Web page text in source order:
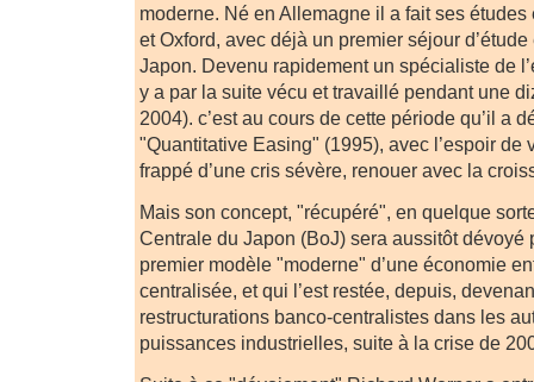
moderne. Né en Allemagne il a fait ses
et Oxford, avec déjà un premier séjour
Japon. Devenu rapidement un spécialiste de
y a par la suite vécu et travaillé pendant une
2004). c’est au cours de cette période qu’il a
"Quantitative Easing" (1995), avec l’espoir de
frappé d’une cris sévère, renouer avec la
Mais son concept, "récupéré", en quelque
Centrale du Japon (BoJ) sera aussitôt dévoyé
premier modèle "moderne" d’une économie
centralisée, et qui l’est restée, depuis,
restructurations banco-centralistes dans les
puissances industrielles, suite à la crise de